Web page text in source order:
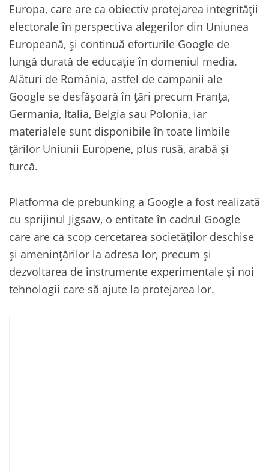
Europa, care are ca obiectiv protejarea integrității
electorale în perspectiva alegerilor din Uniunea
Europeană, și continuă eforturile Google de
lungă durată de educație în domeniul media.
Alături de România, astfel de campanii ale
Google se desfășoară în țări precum Franța,
Germania, Italia, Belgia sau Polonia, iar
materialele sunt disponibile în toate limbile
țărilor Uniunii Europene, plus rusă, arabă și
turcă.
Platforma de prebunking a Google a fost realizată
cu sprijinul Jigsaw, o entitate în cadrul Google
care are ca scop cercetarea societăților deschise
și amenințărilor la adresa lor, precum și
dezvoltarea de instrumente experimentale și noi
tehnologii care să ajute la protejarea lor.